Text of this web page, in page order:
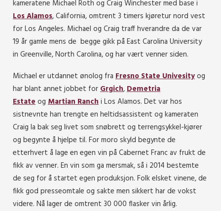
kameratene Michael Roth og Craig Winchester med base i
Los Alamos, California, omtrent 3 timers kjøretur nord vest
for Los Angeles. Michael og Craig traff hverandre da de var
19 år gamle mens de begge gikk på East Carolina University
in Greenville, North Carolina, og har vært venner siden.
Michael er utdannet ønolog fra Fresno State Univesityog
har blant annet jobbet forGrgich,Demetria
Estateog Martian Ranchi Los Alamos. Det var hos
sistnevnte han trengte en heltidsassistent og kameraten
Craig la bak seg livet som snøbrett og terrengsykkel-kjører
og begynte å hjelpe til. For moro skyld begynte de
etterhvert å lage en egen vin på Cabernet Franc av frukt de
fikk av venner. En vin som ga mersmak, så i 2014 bestemte
de seg for å startet egen produksjon. Folk elsket vinene, de
fikk god presseomtale og sakte men sikkert har de vokst
videre. Nå lager de omtrent 30 000 flasker vin årlig.